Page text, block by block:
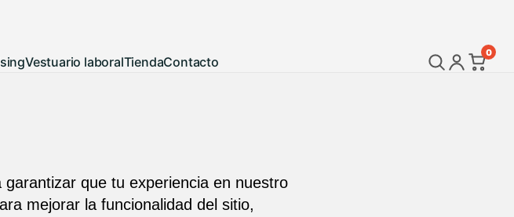
0
Vestuario laboralTiendaContacto
que tu experiencia en nuestro
mejorar la funcionalidad del sitio,